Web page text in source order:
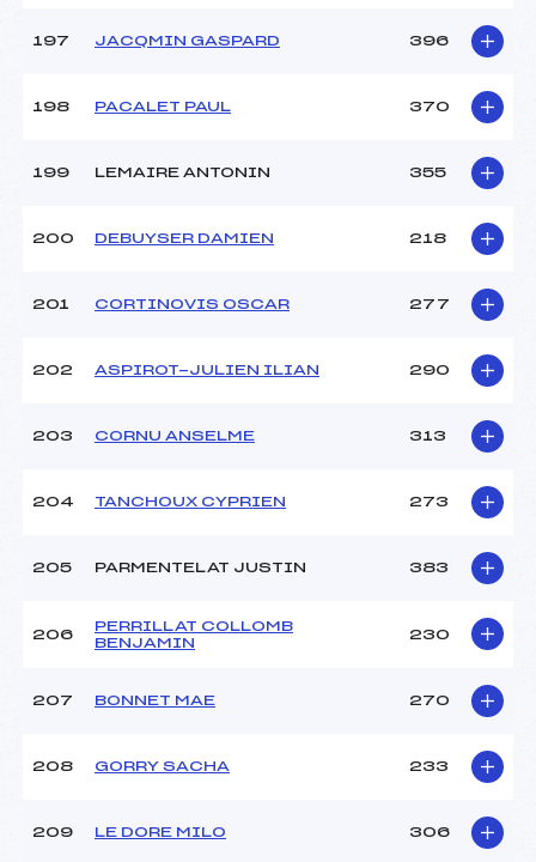
197 JACQMIN GASPARD 396
198 PACALET PAUL 370
199 LEMAIRE ANTONIN 355
200 DEBUYSER DAMIEN 218
201 CORTINOVIS OSCAR 277
202 ASPIROT-JULIEN ILIAN 290
203 CORNU ANSELME 313
204 TANCHOUX CYPRIEN 273
205 PARMENTELAT JUSTIN 383
206
PERRILLAT COLLOMB
BENJAMIN
230
207 BONNET MAE 270
208 GORRY SACHA 233
209 LE DORE MILO 306